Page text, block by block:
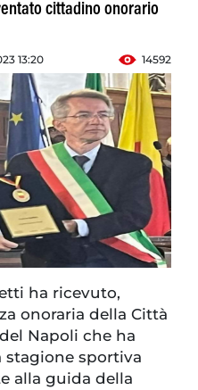
cittadino onorario
13:20 14592
ha ricevuto,
onoraria della Città
Napoli che ha
sportiva
alla guida della